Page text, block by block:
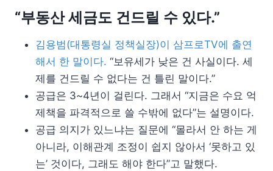
“부동산 세금도 건드릴 수 있다.”
김용범(대통령실 정책실장)이 삼프로TV에 출연
해서 한 말이다. “보유세가 낮은 건 사실이다. 세
제를 건드릴 수 없다는 건 틀린 말이다.”
공급은 3~4년이 걸린다. 그래서 “지금은 수요 억
제책을 파격적으로 쓸 수밖에 없다”는 설명이다.
공급 의지가 있느냐는 질문에 “몰라서 안 하는 게
아니라, 이해관계 조정이 쉽지 않아서 ‘못하고 있
는’ 것이다, 그래도 해야 한다”고 말했다.